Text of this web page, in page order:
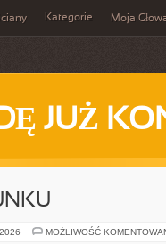
Kategorie Moja
JUŻ
MOŻLIWOŚĆ